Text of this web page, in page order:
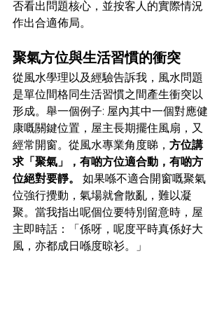
否看出問題核心，並按客人的實際情況
作出合適佈局。
聚氣方位與生活習慣的衝突
從風水學理以及經驗告訴我，風水問題
是單位間格同生活習慣之間產生衝突以
形成。舉一個例子: 屋內其中一個對應健
康嘅關鍵位置，屋主長期擺住風扇，又
經常開窗。從風水專業角度睇， 方位講
求「聚氣」，有啲方位適合動，有啲方
位絕對要靜。
如果喺不適合開窗嘅聚氣
位強行攪動，氣場就會散亂，難以凝
聚。當我指出呢個位要特別留意時，屋
主即時話：「係呀，呢度平時真係好大
風，亦都成日喺度晾衫。」